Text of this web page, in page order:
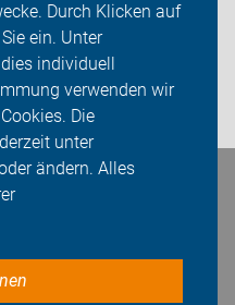
Durch Klicken auf
ein. Unter
individuell
verwenden wir
Die
unter
ändern. Alles